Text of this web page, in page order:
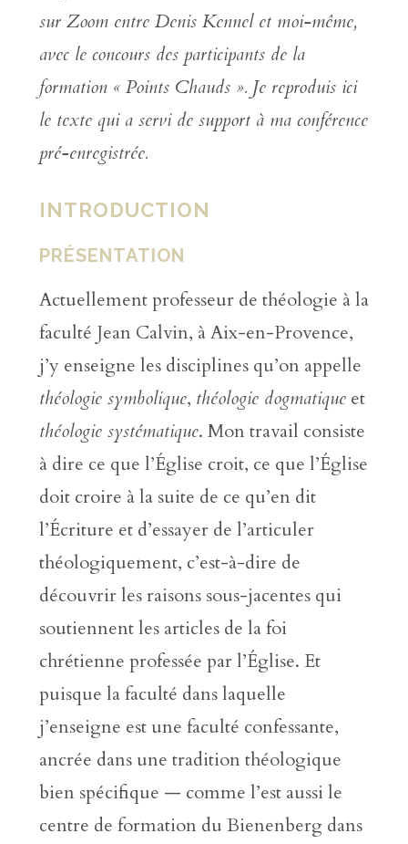
sur Zoom entre Denis Kennel et moi-même,
avec le concours des participants de la
formation « Points Chauds ». Je reproduis ici
le texte qui a servi de support à ma conférence
pré-enregistrée.
INTRODUCTION
PRÉSENTATION
Actuellement professeur de théologie à la
faculté Jean Calvin, à Aix-en-Provence,
j’y enseigne les disciplines qu’on appelle
théologie symbolique, théologie dogmatiqueet
théologie systématique. Mon travail consiste
à dire ce que l’Église croit, ce que l’Église
doit croire à la suite de ce qu’en dit
l’Écriture et d’essayer de l’articuler
théologiquement, c’est-à-dire de
découvrir les raisons sous-jacentes qui
soutiennent les articles de la foi
chrétienne professée par l’Église. Et
puisque la faculté dans laquelle
j’enseigne est une faculté confessante,
ancrée dans une tradition théologique
bien spécifique — comme l’est aussi le
centre de formation du Bienenberg dans